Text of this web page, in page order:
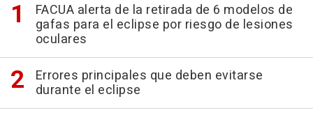
FACUA alerta de la retirada de 6 modelos de
gafas para el eclipse por riesgo de lesiones
oculares
Errores principales que deben evitarse
durante el eclipse